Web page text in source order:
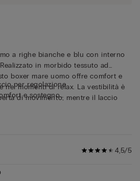
a righe bianche e blu con interno
in morbido tessuto ad
boxer mare uomo offre comfort e
nei momenti di relax. La vestibilità è
di movimento, mentre il laccio
una chiusura personalizzabile,
al corpo. Il pratico occhiello laterale
ha uno slip in microfibra leggera
Versatile e di tendenza, questo
per regolazione
e sostegno
a calamita
4,5/5